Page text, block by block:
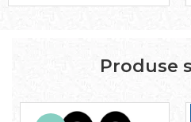
Produse